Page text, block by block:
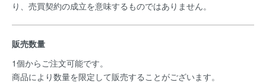
り、売買契約の成立を意味するものではありません。
販売数量
1個からご注文可能です。
商品により数量を限定して販売することがございます。